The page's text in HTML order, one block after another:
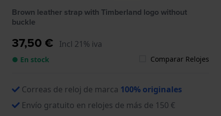
Brown leather strap with Timberland logo without
buckle
37,50 € Incl 21% iva
● En stock Comparar Relojes
Correas de reloj de marca 100% originales
Envío gratuito en relojes de más de 150 €